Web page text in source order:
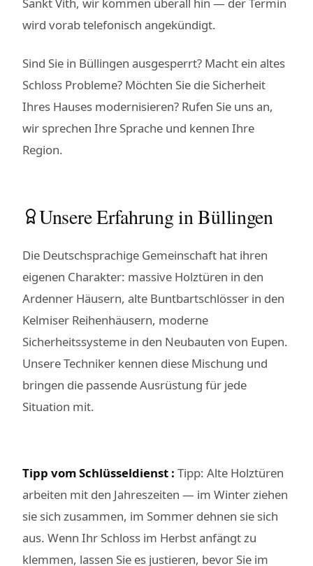
wird vorab telefonisch angekündigt.
Sind Sie in Büllingen ausgesperrt? Macht ein altes
Schloss Probleme? Möchten Sie die Sicherheit
Ihres Hauses modernisieren? Rufen Sie uns an,
wir sprechen Ihre Sprache und kennen Ihre
Region.
Unsere Erfahrung in Büllingen
Die Deutschsprachige Gemeinschaft hat ihren
eigenen Charakter: massive Holztüren in den
Ardenner Häusern, alte Buntbartschlösser in den
Kelmiser Reihenhäusern, moderne
Sicherheitssysteme in den Neubauten von Eupen.
Unsere Techniker kennen diese Mischung und
bringen die passende Ausrüstung für jede
Situation mit.
Tipp vom Schlüsseldienst : Tipp: Alte Holztüren
arbeiten mit den Jahreszeiten — im Winter ziehen
sie sich zusammen, im Sommer dehnen sie sich
aus. Wenn Ihr Schloss im Herbst anfängt zu
klemmen, lassen Sie es justieren, bevor Sie im